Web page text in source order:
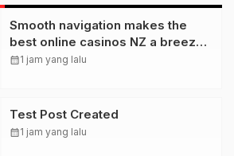
Smooth navigation makes the
best online casinos NZ a breeze
to explore
calendar_month1 jam yang lalu
Test Post Created
calendar_month1 jam yang lalu